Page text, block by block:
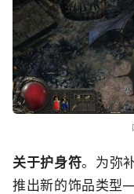
关于护身符。为弥
推出新的饰品类型